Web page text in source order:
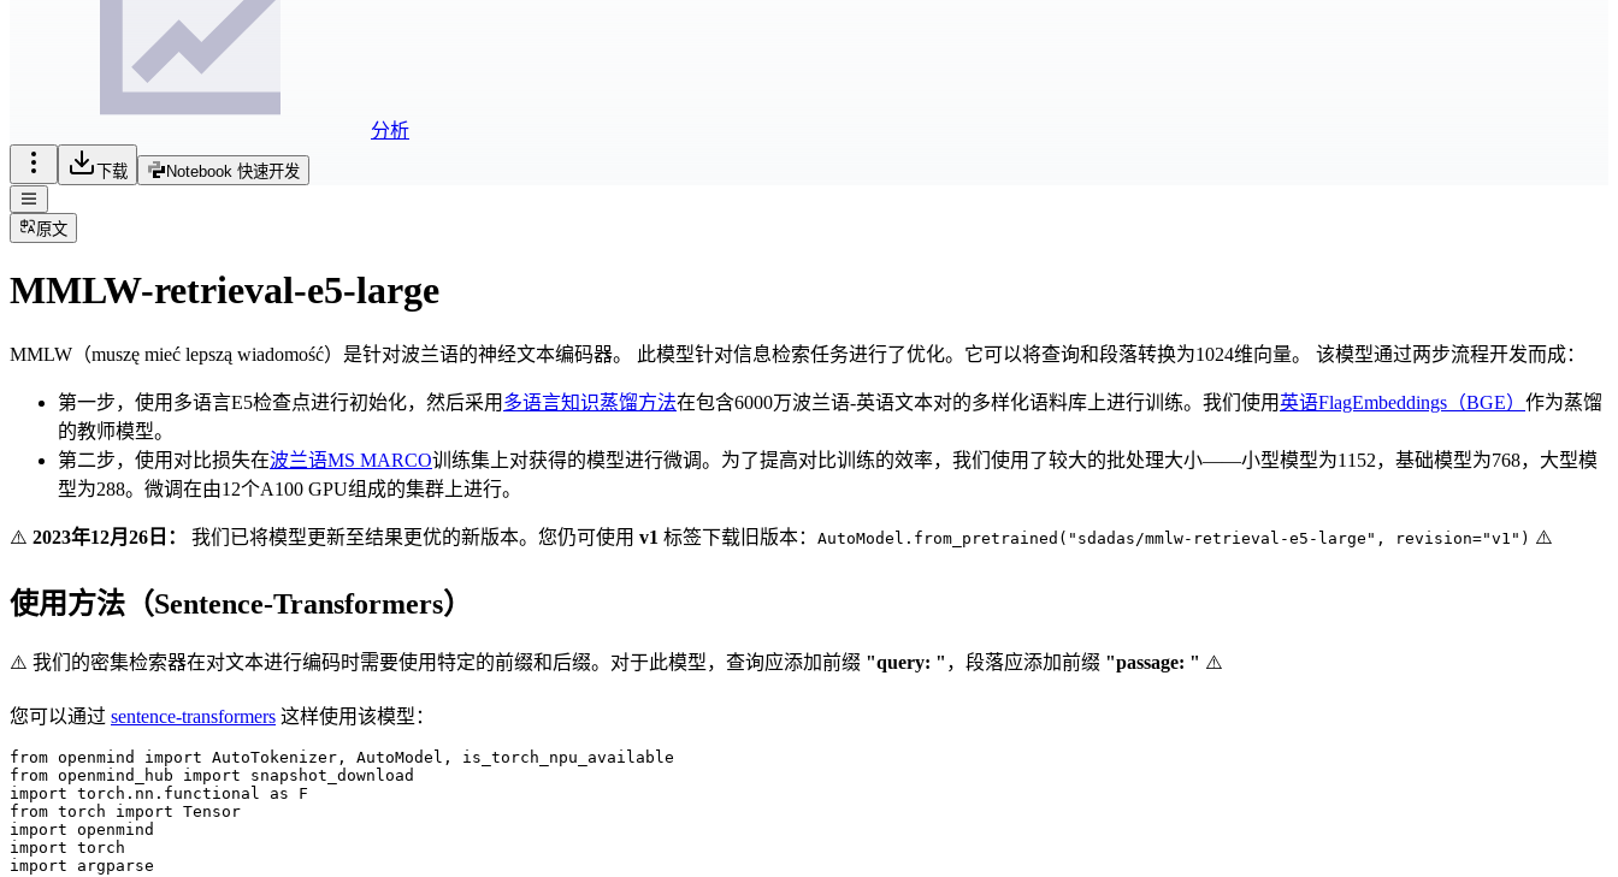
分析
下载 Notebook 快速开发
原文
MMLW-retrieval-e5-large
MMLW（muszę mieć lepszą wiadomość）是针对波兰语的神经文本编码器。 此模型针对信息检索任务进行了优化。它可以将查询和段落转换为1024维向量。 该模型通过两步流程开发而成：
第一步，使用多语言E5检查点进行初始化，然后采用 多语言知识蒸馏方法在包含6000万波兰语-英语文本对的多样化语料库上进行训练。我们使用 英语FlagEmbeddings（BGE） 作为蒸馏
的教师模型。
第二步，使用对比损失在波兰语MS MARCO训练集上对获得的模型进行微调。为了提高对比训练的效率，我们使用了较大的批处理大小——小型模型为1152，基础模型为768，大型模
型为288。微调在由12个A100 GPU组成的集群上进行。
⚠️ 2023年12月26日： 我们已将模型更新至结果更优的新版本。您仍可使用 v1 标签下载旧版本： AutoModel.from_pretrained("sdadas/mmlw-retrieval-e5-large", revision="v1") ⚠️
使用方法（Sentence-Transformers）
⚠️ 我们的密集检索器在对文本进行编码时需要使用特定的前缀和后缀。对于此模型，查询应添加前缀 "query: " ，段落应添加前缀 "passage: " ⚠️
您可以通过 sentence-transformers 这样使用该模型：
from openmind import AutoTokenizer, AutoModel, is_torch_npu_available
from openmind_hub import snapshot_download
import torch.nn.functional as F
from torch import Tensor
import openmind
import torch
import argparse